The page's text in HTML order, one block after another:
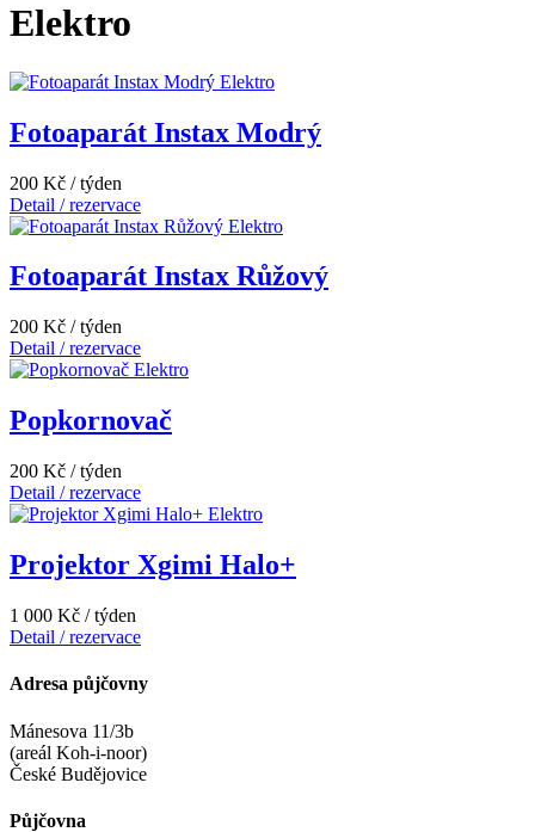
Elektro
Elektro
Fotoaparát Instax Modrý
200 Kč / týden
Detail / rezervace
Elektro
Fotoaparát Instax Růžový
200 Kč / týden
Detail / rezervace
Elektro
Popkornovač
200 Kč / týden
Detail / rezervace
Elektro
Projektor Xgimi Halo+
1 000 Kč / týden
Detail / rezervace
Adresa půjčovny
Mánesova 11/3b
(areál Koh-i-noor)
České Budějovice
Půjčovna